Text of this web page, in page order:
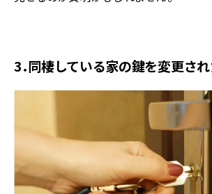
3．同棲している家の鍵を変更さ